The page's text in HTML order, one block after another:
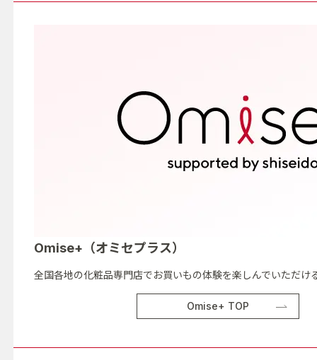
Omise+（オミセプラス）
全国各地の化粧品専門店でお買いもの体験を楽しんでいただけ
Omise+ TOP